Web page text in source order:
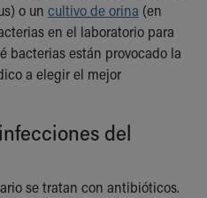
o un cultivo de orina (en
en el laboratorio para
bacterias están provocado la
a elegir el mejor
del
se tratan con antibióticos.